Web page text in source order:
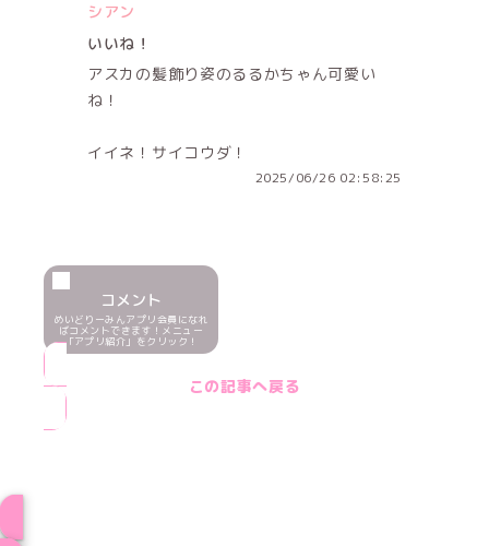
シアン
いいね！
アスカの髪飾り姿のるるかちゃん可愛い
ね！
イイネ！サイコウダ！
2025/06/26 02:58:25
コメント
めいどりーみんアプリ会員になれ
ばコメントできます！メニュー
「アプリ紹介」をクリック！
この記事へ戻る